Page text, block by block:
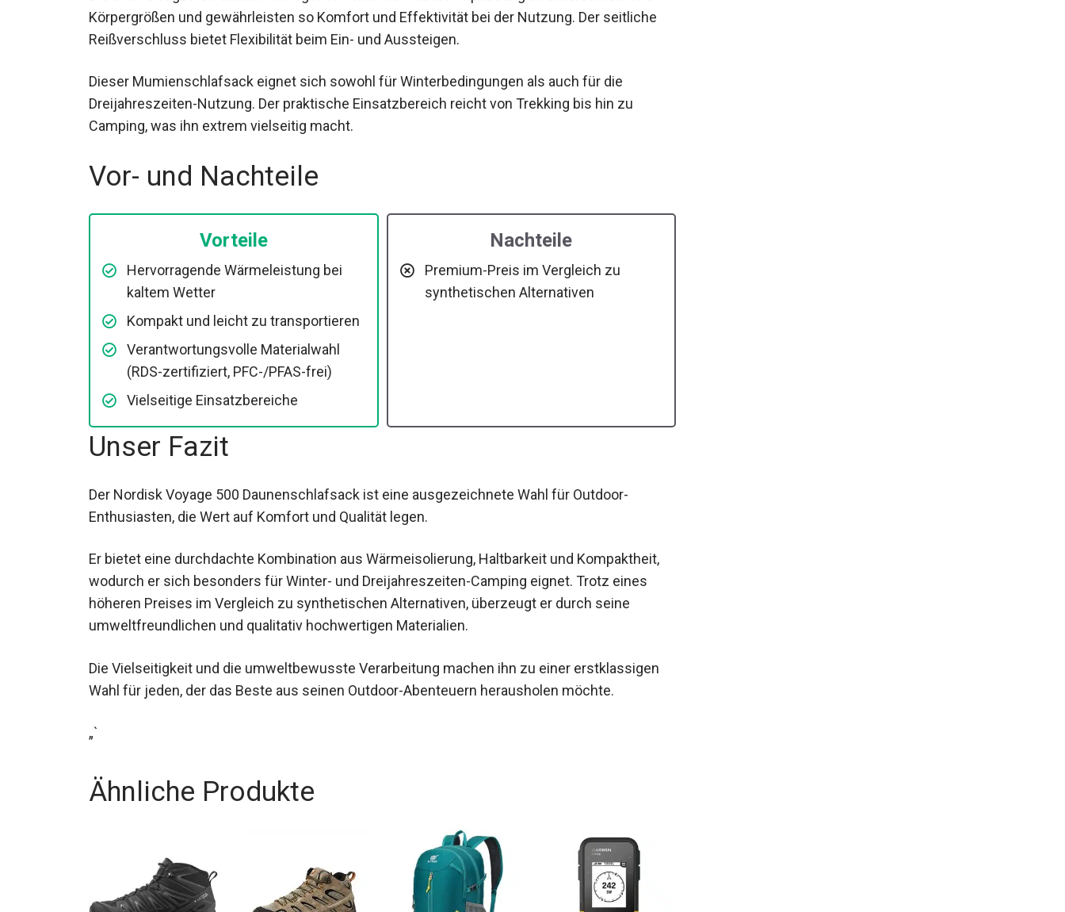
Körpergrößen und gewährleisten so Komfort und Effektivität bei der Nutzung. Der seitliche
Reißverschluss bietet Flexibilität beim Ein- und Aussteigen.
Dieser Mumienschlafsack eignet sich sowohl für Winterbedingungen als auch für die
Dreijahreszeiten-Nutzung. Der praktische Einsatzbereich reicht von Trekking bis hin zu
Camping, was ihn extrem vielseitig macht.
Vor- und Nachteile
Vorteile
Hervorragende Wärmeleistung bei
kaltem Wetter
Kompakt und leicht zu transportieren
Verantwortungsvolle Materialwahl
(RDS-zertifiziert, PFC-/PFAS-frei)
Vielseitige Einsatzbereiche
Nachteile
Premium-Preis im Vergleich zu
synthetischen Alternativen
Unser Fazit
Der Nordisk Voyage 500 Daunenschlafsack ist eine ausgezeichnete Wahl für Outdoor-
Enthusiasten, die Wert auf Komfort und Qualität legen.
Er bietet eine durchdachte Kombination aus Wärmeisolierung, Haltbarkeit und Kompaktheit,
wodurch er sich besonders für Winter- und Dreijahreszeiten-Camping eignet. Trotz eines
höheren Preises im Vergleich zu synthetischen Alternativen, überzeugt er durch seine
umweltfreundlichen und qualitativ hochwertigen Materialien.
Die Vielseitigkeit und die umweltbewusste Verarbeitung machen ihn zu einer erstklassigen
Wahl für jeden, der das Beste aus seinen Outdoor-Abenteuern herausholen möchte.
„`
Ähnliche Produkte